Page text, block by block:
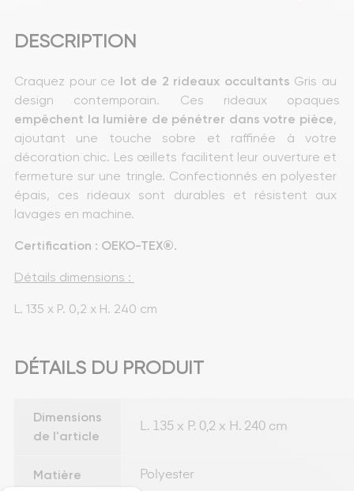
DESCRIPTION
Craquez pour ce lot de 2 rideaux occultants Gris au
design contemporain. Ces rideaux opaques
empêchent la lumière de pénétrer dans votre pièce,
ajoutant une touche sobre et raffinée à votre
décoration chic. Les œillets facilitent leur ouverture et
fermeture sur une tringle. Confectionnés en polyester
épais, ces rideaux sont durables et résistent aux
lavages en machine.
Certification : OEKO-TEX®.
Détails dimensions :
L. 135 x P. 0,2 x H. 240 cm
DÉTAILS DU PRODUIT
Dimensions
de l'article
L. 135 x P. 0,2 x H. 240 cm
Matière Polyester